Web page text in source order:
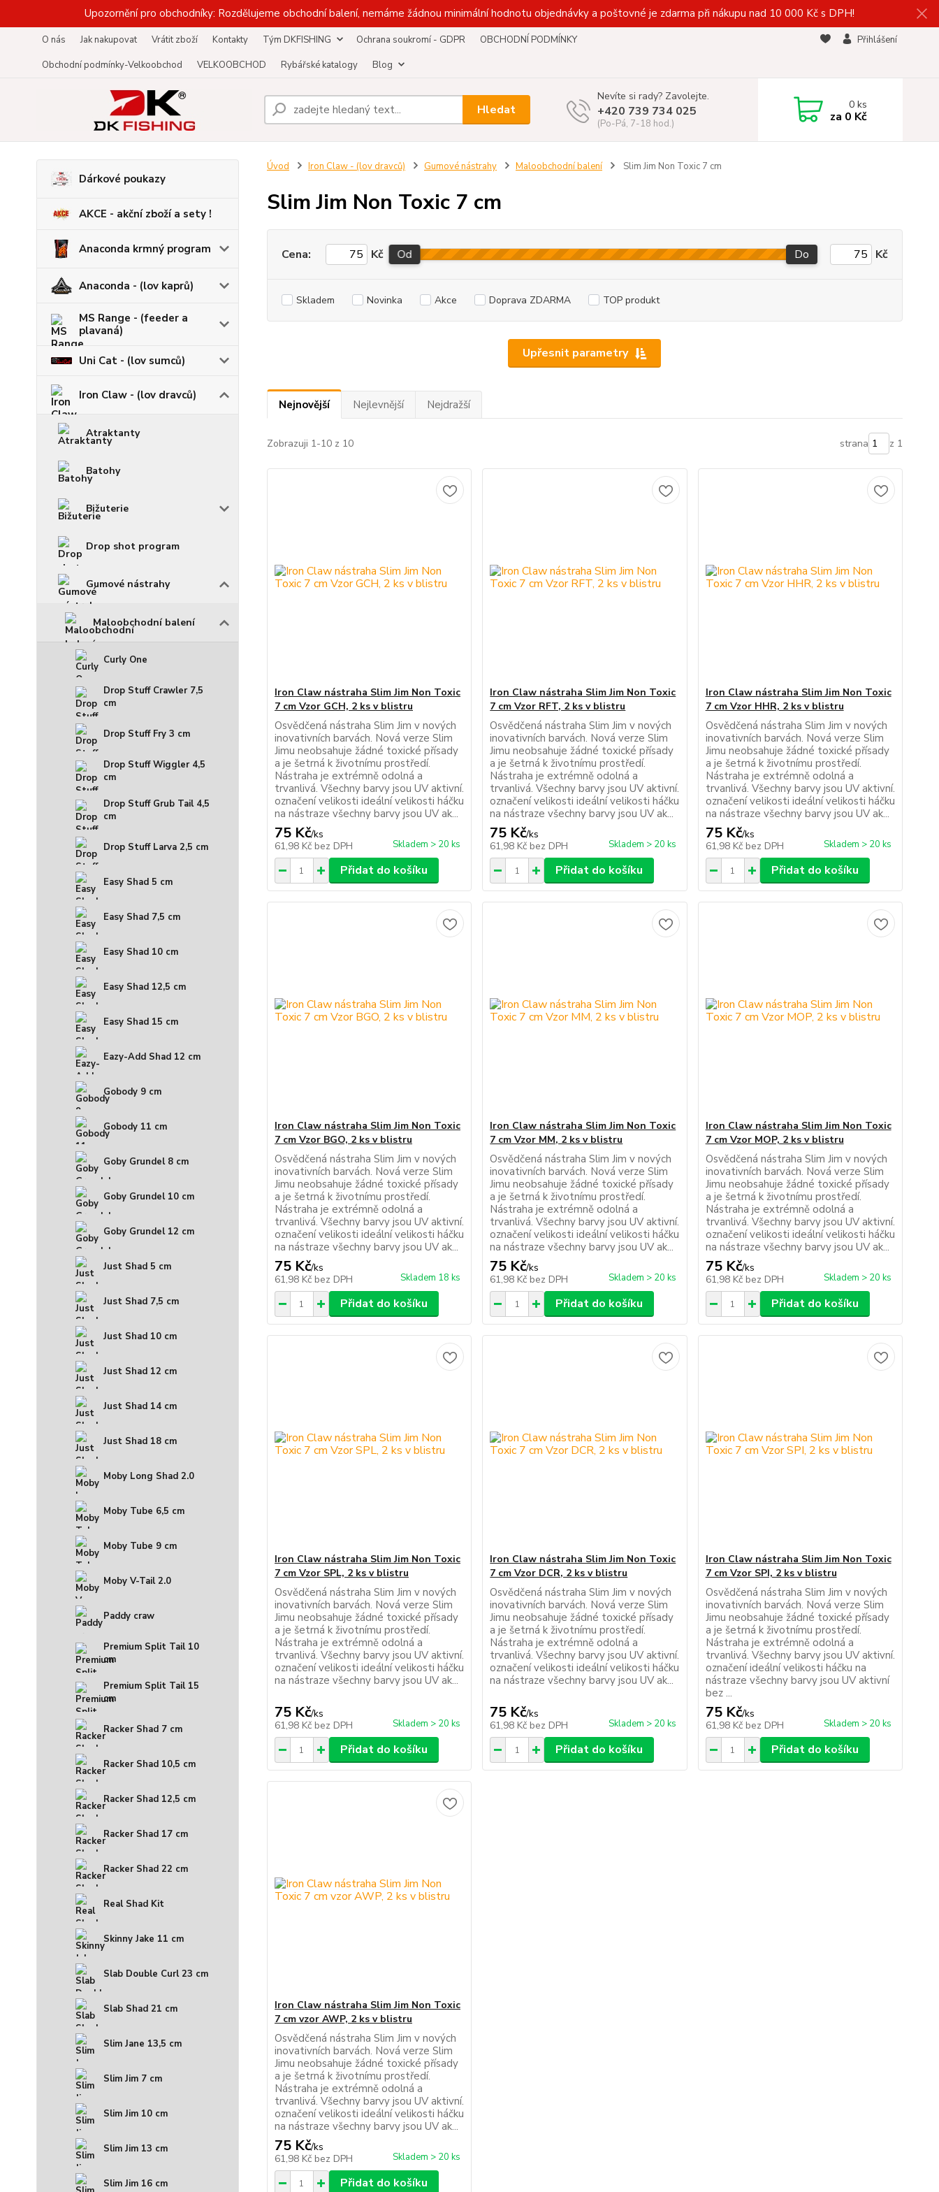
Upozornění pro obchodníky: Rozdělujeme obchodní balení, nemáme žádnou minimální hodnotu objednávky a poštovné je zdarma při nákupu nad 10 000 Kč s DPH!
O nás Jak nakupovat Vrátit zboží Kontakty Tým DKFISHING Ochrana soukromí - GDPR
OBCHODNÍ PODMÍNKY
Obchodní podmínky-Velkoobchod
VELKOOBCHOD Rybářské katalogy Blog
Přihlášení
Hledat
Nevíte si rady? Zavolejte.
+420 739 734 025
(Po-Pá, 7-18 hod.)
0ks
za 0 Kč
Dárkové poukazy
AKCE - akční zboží a sety !
Anaconda krmný program
Anaconda - (lov kaprů)
MS Range - (feeder a
plavaná)
Uni Cat - (lov sumců)
Iron Claw - (lov dravců)
Atraktanty
Batohy
Bižuterie
Drop shot program
Gumové nástrahy
Maloobchodní balení
Curly One
Drop Stuff Crawler 7,5
cm
Drop Stuff Fry 3 cm
Drop Stuff Wiggler 4,5
cm
Drop Stuff Grub Tail 4,5
cm
Drop Stuff Larva 2,5 cm
Easy Shad 5 cm
Easy Shad 7,5 cm
Easy Shad 10 cm
Easy Shad 12,5 cm
Easy Shad 15 cm
Eazy-Add Shad 12 cm
Gobody 9 cm
Gobody 11 cm
Goby Grundel 8 cm
Goby Grundel 10 cm
Goby Grundel 12 cm
Just Shad 5 cm
Just Shad 7,5 cm
Just Shad 10 cm
Just Shad 12 cm
Just Shad 14 cm
Just Shad 18 cm
Moby Long Shad 2.0
Moby Tube 6,5 cm
Moby Tube 9 cm
Moby V-Tail 2.0
Paddy craw
Premium Split Tail 10
cm
Premium Split Tail 15
cm
Racker Shad 7 cm
Racker Shad 10,5 cm
Racker Shad 12,5 cm
Racker Shad 17 cm
Racker Shad 22 cm
Real Shad Kit
Skinny Jake 11 cm
Slab Double Curl 23 cm
Slab Shad 21 cm
Slim Jane 13,5 cm
Slim Jim 7 cm
Slim Jim 10 cm
Slim Jim 13 cm
Slim Jim 16 cm
Úvod Iron Claw - (lov dravců) Gumové nástrahy Maloobchodní balení Slim Jim Non Toxic 7 cm
Slim Jim Non Toxic 7 cm
Upřesnit parametry
Cena: Kč Od Do Kč
Skladem Novinka Akce Doprava ZDARMA TOP produkt
Nejnovější Nejlevnější Nejdražší
Zobrazuji 1-10 z 10 strana z 1
Iron Claw nástraha Slim Jim Non Toxic
7 cm Vzor GCH, 2 ks v blistru
Osvědčená nástraha Slim Jim v nových
inovativních barvách. Nová verze Slim
Jimu neobsahuje žádné toxické přísady
a je šetrná k životnímu prostředí.
Nástraha je extrémně odolná a
trvanlivá. Všechny barvy jsou UV aktivní.
označení velikosti ideální velikosti háčku
na nástraze všechny barvy jsou UV ak...
75 Kč/ks
61,98 Kč bez DPH Skladem > 20 ks
Přidat do košíku
Iron Claw nástraha Slim Jim Non Toxic
7 cm Vzor RFT, 2 ks v blistru
Osvědčená nástraha Slim Jim v nových
inovativních barvách. Nová verze Slim
Jimu neobsahuje žádné toxické přísady
a je šetrná k životnímu prostředí.
Nástraha je extrémně odolná a
trvanlivá. Všechny barvy jsou UV aktivní.
označení velikosti ideální velikosti háčku
na nástraze všechny barvy jsou UV ak...
75 Kč/ks
61,98 Kč bez DPH Skladem > 20 ks
Přidat do košíku
Iron Claw nástraha Slim Jim Non Toxic
7 cm Vzor HHR, 2 ks v blistru
Osvědčená nástraha Slim Jim v nových
inovativních barvách. Nová verze Slim
Jimu neobsahuje žádné toxické přísady
a je šetrná k životnímu prostředí.
Nástraha je extrémně odolná a
trvanlivá. Všechny barvy jsou UV aktivní.
označení velikosti ideální velikosti háčku
na nástraze všechny barvy jsou UV ak...
75 Kč/ks
61,98 Kč bez DPH Skladem > 20 ks
Přidat do košíku
Iron Claw nástraha Slim Jim Non Toxic
7 cm Vzor BGO, 2 ks v blistru
Osvědčená nástraha Slim Jim v nových
inovativních barvách. Nová verze Slim
Jimu neobsahuje žádné toxické přísady
a je šetrná k životnímu prostředí.
Nástraha je extrémně odolná a
trvanlivá. Všechny barvy jsou UV aktivní.
označení velikosti ideální velikosti háčku
na nástraze všechny barvy jsou UV ak...
75 Kč/ks
61,98 Kč bez DPH Skladem 18 ks
Přidat do košíku
Iron Claw nástraha Slim Jim Non Toxic
7 cm Vzor MM, 2 ks v blistru
Osvědčená nástraha Slim Jim v nových
inovativních barvách. Nová verze Slim
Jimu neobsahuje žádné toxické přísady
a je šetrná k životnímu prostředí.
Nástraha je extrémně odolná a
trvanlivá. Všechny barvy jsou UV aktivní.
označení velikosti ideální velikosti háčku
na nástraze všechny barvy jsou UV ak...
75 Kč/ks
61,98 Kč bez DPH Skladem > 20 ks
Přidat do košíku
Iron Claw nástraha Slim Jim Non Toxic
7 cm Vzor MOP, 2 ks v blistru
Osvědčená nástraha Slim Jim v nových
inovativních barvách. Nová verze Slim
Jimu neobsahuje žádné toxické přísady
a je šetrná k životnímu prostředí.
Nástraha je extrémně odolná a
trvanlivá. Všechny barvy jsou UV aktivní.
označení velikosti ideální velikosti háčku
na nástraze všechny barvy jsou UV ak...
75 Kč/ks
61,98 Kč bez DPH Skladem > 20 ks
Přidat do košíku
Iron Claw nástraha Slim Jim Non Toxic
7 cm Vzor SPL, 2 ks v blistru
Osvědčená nástraha Slim Jim v nových
inovativních barvách. Nová verze Slim
Jimu neobsahuje žádné toxické přísady
a je šetrná k životnímu prostředí.
Nástraha je extrémně odolná a
trvanlivá. Všechny barvy jsou UV aktivní.
označení velikosti ideální velikosti háčku
na nástraze všechny barvy jsou UV ak...
75 Kč/ks
61,98 Kč bez DPH Skladem > 20 ks
Přidat do košíku
Iron Claw nástraha Slim Jim Non Toxic
7 cm Vzor DCR, 2 ks v blistru
Osvědčená nástraha Slim Jim v nových
inovativních barvách. Nová verze Slim
Jimu neobsahuje žádné toxické přísady
a je šetrná k životnímu prostředí.
Nástraha je extrémně odolná a
trvanlivá. Všechny barvy jsou UV aktivní.
označení velikosti ideální velikosti háčku
na nástraze všechny barvy jsou UV ak...
75 Kč/ks
61,98 Kč bez DPH Skladem > 20 ks
Přidat do košíku
Iron Claw nástraha Slim Jim Non Toxic
7 cm Vzor SPI, 2 ks v blistru
Osvědčená nástraha Slim Jim v nových
inovativních barvách. Nová verze Slim
Jimu neobsahuje žádné toxické přísady
a je šetrná k životnímu prostředí.
Nástraha je extrémně odolná a
trvanlivá. Všechny barvy jsou UV aktivní.
označení ideální velikosti háčku na
nástraze všechny barvy jsou UV aktivní
bez ...
75 Kč/ks
61,98 Kč bez DPH Skladem > 20 ks
Přidat do košíku
Iron Claw nástraha Slim Jim Non Toxic
7 cm vzor AWP, 2 ks v blistru
Osvědčená nástraha Slim Jim v nových
inovativních barvách. Nová verze Slim
Jimu neobsahuje žádné toxické přísady
a je šetrná k životnímu prostředí.
Nástraha je extrémně odolná a
trvanlivá. Všechny barvy jsou UV aktivní.
označení velikosti ideální velikosti háčku
na nástraze všechny barvy jsou UV ak...
75 Kč/ks
61,98 Kč bez DPH Skladem > 20 ks
Přidat do košíku